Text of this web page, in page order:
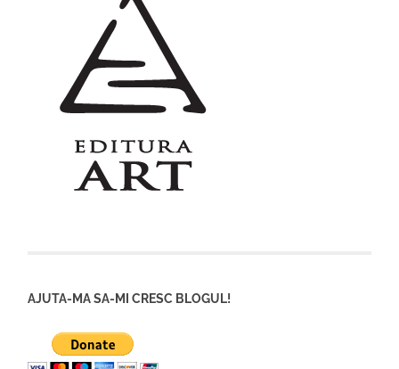
AJUTA-MA SA-MI CRESC BLOGUL!